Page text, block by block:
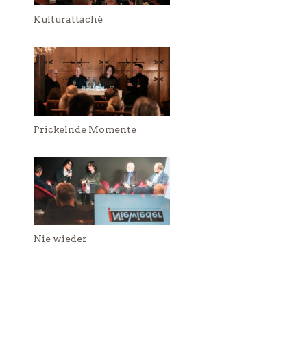
Kulturattaché
Prickelnde Momente
Nie wieder